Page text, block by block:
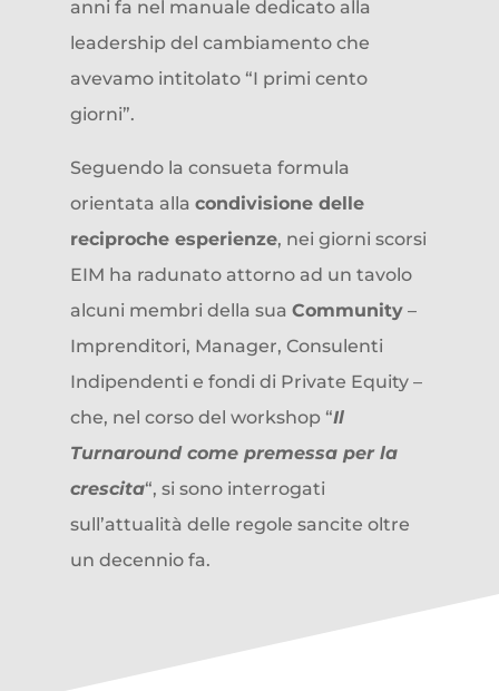
anni fa nel manuale dedicato alla
leadership del cambiamento che
avevamo intitolato “I primi cento
giorni”.
Seguendo la consueta formula
orientata alla condivisione delle
reciproche esperienze, nei giorni scorsi
EIM ha radunato attorno ad un tavolo
alcuni membri della sua Community–
Imprenditori, Manager, Consulenti
Indipendenti e fondi di Private Equity –
che, nel corso del workshop “Il
Turnaround come premessa per la
crescita“, si sono interrogati
sull’attualità delle regole sancite oltre
un decennio fa.